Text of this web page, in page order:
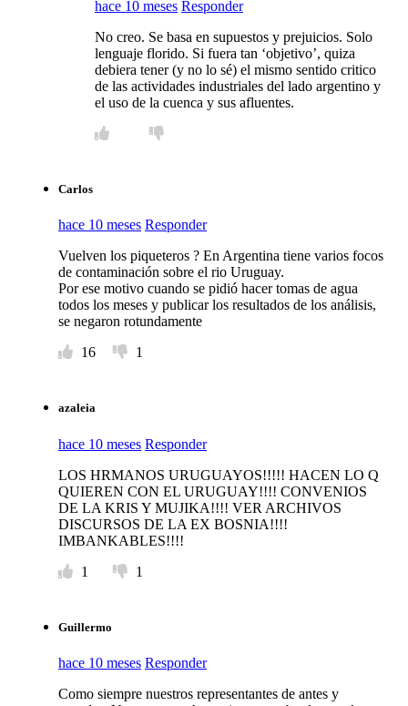
hace 10 meses Responder
No creo. Se basa en supuestos y prejuicios. Solo
lenguaje florido. Si fuera tan ‘objetivo’, quiza
debiera tener (y no lo sé) el mismo sentido critico
de las actividades industriales del lado argentino y
el uso de la cuenca y sus afluentes.
Carlos
hace 10 meses Responder
Vuelven los piqueteros ? En Argentina tiene varios focos
de contaminación sobre el rio Uruguay.
Por ese motivo cuando se pidió hacer tomas de agua
todos los meses y publicar los resultados de los análisis,
se negaron rotundamente
16
1
azaleia
hace 10 meses Responder
LOS HRMANOS URUGUAYOS!!!!! HACEN LO Q
QUIEREN CON EL URUGUAY!!!! CONVENIOS
DE LA KRIS Y MUJIKA!!!! VER ARCHIVOS
DISCURSOS DE LA EX BOSNIA!!!!
IMBANKABLES!!!!
1
1
Guillermo
hace 10 meses Responder
Como siempre nuestros representantes de antes y